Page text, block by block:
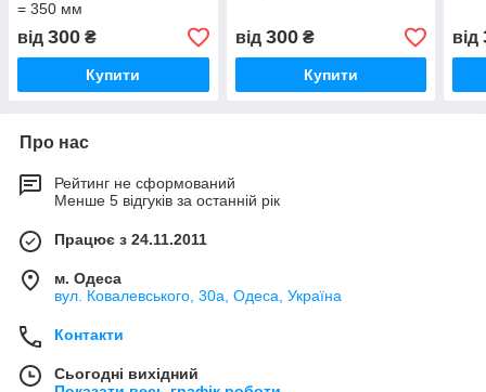
= 350 мм
від 300 ₴
Купити
від 300₴
Купити
від
Про нас
Рейтинг не сформований
Менше 5 відгуків за останній рік
Працює з 24.11.2011
м. Одеса
вул. Ковалевського, 30а, Одеса, Україна
Контакти
Сьогодні вихідний